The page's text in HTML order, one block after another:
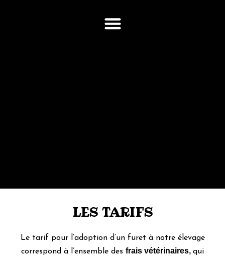
LES TARIFS
Le tarif pour l’adoption d’un furet à notre élevage
correspond à l’ensemble des frais vétérinaires, qui